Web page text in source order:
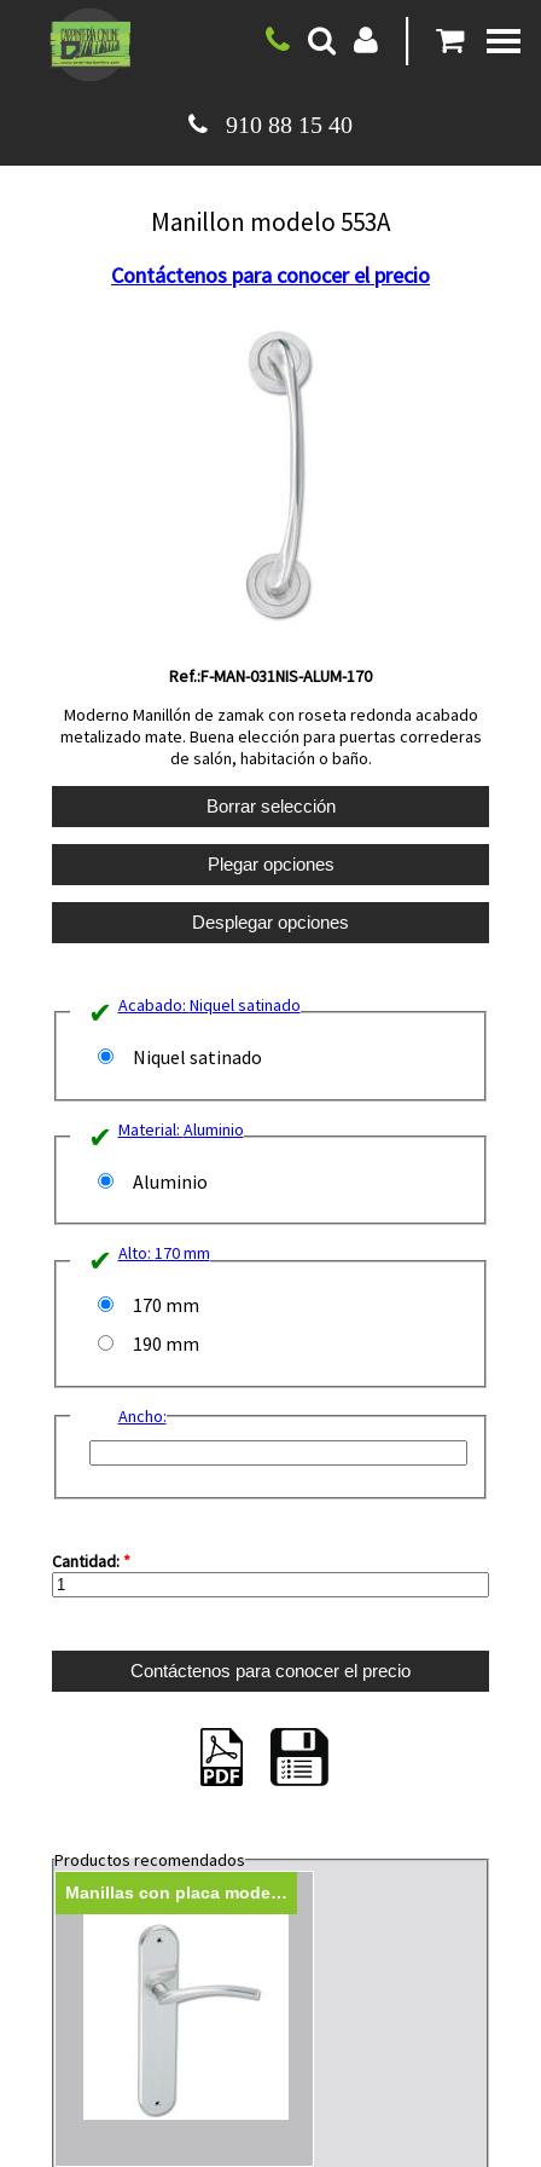
|
910 88 15 40
Manillon modelo 553A
Contáctenos para conocer el precio
Ref.:F-MAN-031NIS-ALUM-170
Moderno Manillón de zamak con roseta redonda acabado
metalizado mate. Buena elección para puertas correderas
de salón, habitación o baño.
Acabado: Niquel satinado
Niquel satinado
Material: Aluminio
Aluminio
Alto: 170 mm
170 mm
190 mm
Ancho:
Cantidad:*
Productos recomendados
Manillas con placa modelo 553 A